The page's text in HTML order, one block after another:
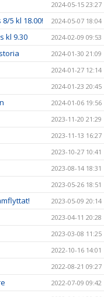
2024-05-15 23:27
5 kl 18.00! 2024-05-07 18:04
kl 9.30 2024-02-09 09:53
2024-01-30 21:09
2024-01-27 12:14
2024-01-23 20:45
2024-01-06 19:56
2023-11-20 21:29
2023-11-13 16:27
2023-10-27 10:41
2023-08-14 18:31
2023-05-26 18:51
2023-05-09 20:14
2023-04-11 20:28
2023-03-08 11:25
2022-10-16 14:01
2022-08-21 09:27
2022-07-09 09:42